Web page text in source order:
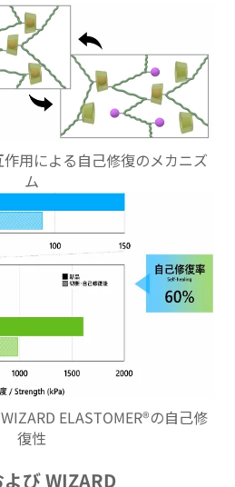
用による自己修復のメカニズ
ム
ELASTOMER®の自己修
復性
び WIZARD